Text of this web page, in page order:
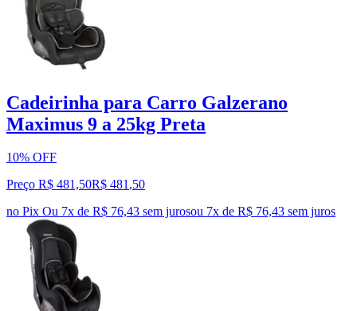
Cadeirinha para Carro Galzerano
Maximus 9 a 25kg Preta
10% OFF
Preço R$ 481,50R$ 481,50
no Pix Ou 7x de R$ 76,43 sem jurosou 7x de R$ 76,43 sem juros